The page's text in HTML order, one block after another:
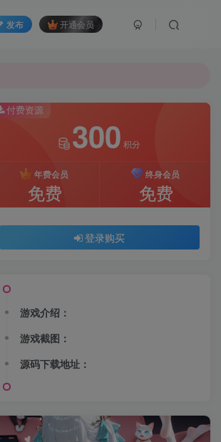
发布 开通会员
付费资源
300 积分
年费会员
免费
终身会员
免费
登录购买
游戏介绍：
游戏截图：
源码下载地址：